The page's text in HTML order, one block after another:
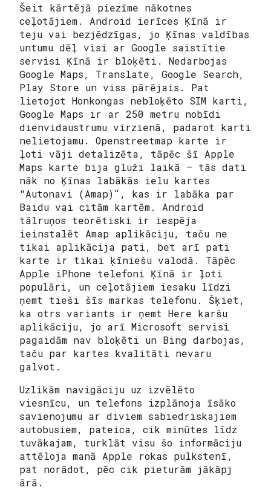
Šeit kārtējā piezīme nākotnes
ceļotājiem. Android ierīces Ķīnā ir
teju vai bezjēdzīgas, jo Ķīnas valdības
untumu dēļ visi ar Google saistītie
servisi Ķīnā ir bloķēti. Nedarbojas
Google Maps, Translate, Google Search,
Play Store un viss pārējais. Pat
lietojot Honkongas nebloķēto SIM karti,
Google Maps ir ar 250 metru nobīdi
dienvidaustrumu virzienā, padarot karti
nelietojamu. Openstreetmap karte ir
ļoti vāji detalizēta, tāpēc šī Apple
Maps karte bija gluži laikā — tās dati
nāk no Ķīnas labākās ielu kartes
“Autonavi (Amap)”, kas ir labāka par
Baidu vai citām kartēm. Android
tālruņos teorētiski ir iespēja
ieinstalēt Amap aplikāciju, taču ne
tikai aplikācija pati, bet arī pati
karte ir tikai ķīniešu valodā. Tāpēc
Apple iPhone telefoni Ķīnā ir ļoti
populāri, un ceļotājiem iesaku līdzi
ņemt tieši šīs markas telefonu. Šķiet,
ka otrs variants ir ņemt Here karšu
aplikāciju, jo arī Microsoft servisi
pagaidām nav bloķēti un Bing darbojas,
taču par kartes kvalitāti nevaru
galvot.
Uzlikām navigāciju uz izvēlēto
viesnīcu, un telefons izplānoja īsāko
savienojumu ar diviem sabiedriskajiem
autobusiem, pateica, cik minūtes līdz
tuvākajam, turklāt visu šo informāciju
attēloja manā Apple rokas pulkstenī,
pat norādot, pēc cik pieturām jākāpj
ārā.